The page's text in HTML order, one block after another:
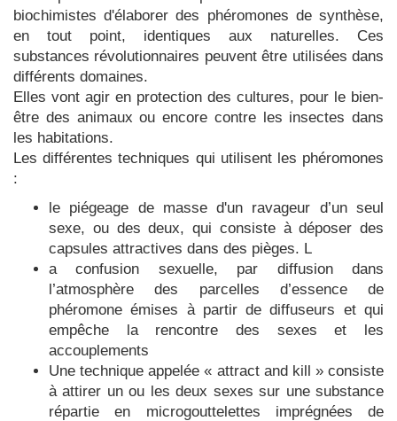
biochimistes d'élaborer des phéromones de synthèse,
en tout point, identiques aux naturelles. Ces
substances révolutionnaires peuvent être utilisées dans
différents domaines.
Elles vont agir en protection des cultures, pour le bien-
être des animaux ou encore contre les insectes dans
les habitations.
Les différentes techniques qui utilisent les phéromones
:
le piégeage de masse d'un ravageur d’un seul
sexe, ou des deux, qui consiste à déposer des
capsules attractives dans des pièges. L
a confusion sexuelle, par diffusion dans
l’atmosphère des parcelles d’essence de
phéromone émises à partir de diffuseurs et qui
empêche la rencontre des sexes et les
accouplements
Une technique appelée « attract and kill » consiste
à attirer un ou les deux sexes sur une substance
répartie en microgouttelettes imprégnées de